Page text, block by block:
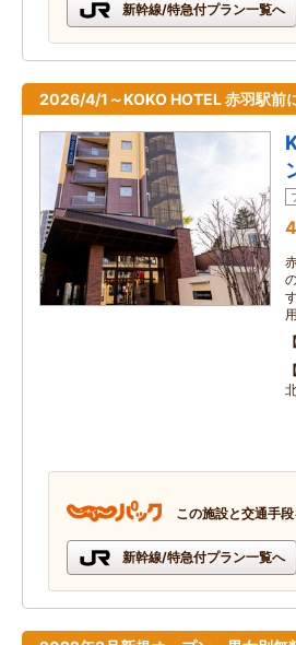
新幹線/特急付プラン一覧へ
2026/4/1～KOKO HOTEL 赤羽駅前
この施設と交通手
新幹線/特急付プラン一覧へ